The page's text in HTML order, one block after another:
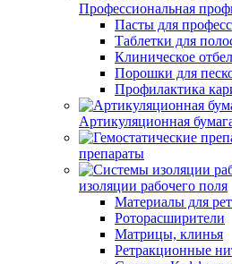
Профессиональная
Пасты для
Таблетки для
Клиническое
Порошки для
Профилактика
Артикуляционная
препараты
изоляции рабочего поля
Материалы для
Роторасширители
Матрицы, клинья
Ретракционные